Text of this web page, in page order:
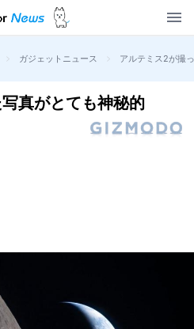
> ガジェットニュース > アルテミス2が撮
真がとても神秘的